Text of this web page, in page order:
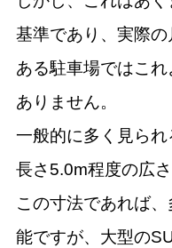
基準であり、実際
ある駐車場ではこれ
ありません。
一般的に多く見られ
長さ5.0m程度の広さ
この寸法であれば
能ですが、大型の